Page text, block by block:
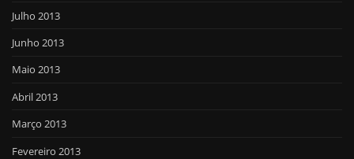
Julho 2013
Junho 2013
Maio 2013
Abril 2013
Março 2013
Fevereiro 2013